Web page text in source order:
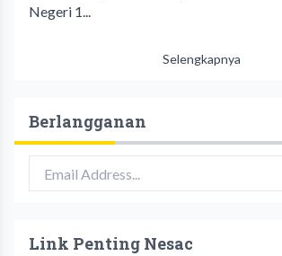
Negeri 1...
Selengkapnya
Berlangganan
Link Penting Nesac